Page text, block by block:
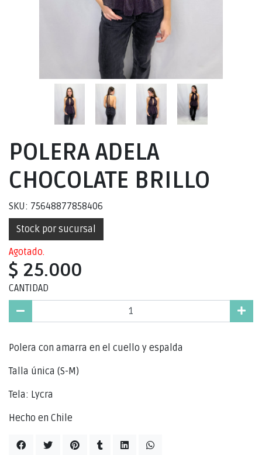
POLERA ADELA
CHOCOLATE BRILLO
SKU: 75648877858406
Stock por sucursal
Agotado.
$ 25.000
CANTIDAD
Polera con amarra en el cuello y espalda
Talla única (S-M)
Tela: Lycra
Hecho en Chile